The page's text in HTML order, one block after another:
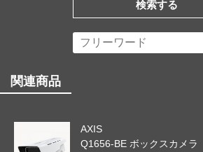
検索する
関連商品
AXIS
Q1656-BE ボックスカメラ